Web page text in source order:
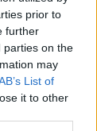
prior to
further
parties on the
may
List of
it to other
(Jason
barátnak
mielött
megkére
egyben,